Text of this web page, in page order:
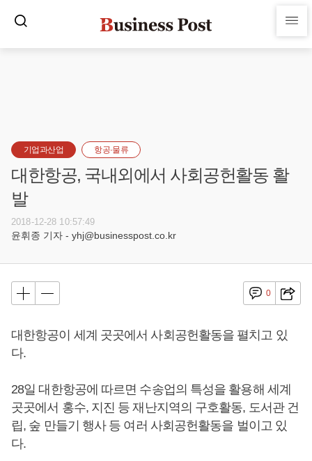
기업과산업 항공·물류
대한항공, 국내외에서 사회공헌활동 활
발
2018-12-28 10:57:49
윤휘종 기자 - yhj@businesspost.co.kr
0
대한항공이 세계 곳곳에서 사회공헌활동을 펼치고 있
다.
28일 대한항공에 따르면 수송업의 특성을 활용해 세계
곳곳에서 홍수, 지진 등 재난지역의 구호활동, 도서관 건
립, 숲 만들기 행사 등 여러 사회공헌활동을 벌이고 있
다.